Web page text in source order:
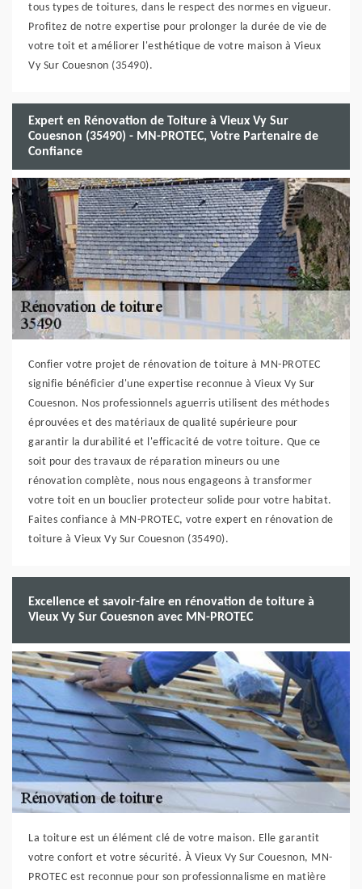
tous types de toitures, dans le respect des normes en vigueur.
Profitez de notre expertise pour prolonger la durée de vie de
votre toit et améliorer l'esthétique de votre maison à Vieux
Vy Sur Couesnon (35490).
Expert en Rénovation de Toiture à Vieux Vy Sur
Couesnon (35490) - MN-PROTEC, Votre Partenaire de
Confiance
Confier votre projet de rénovation de toiture à MN-PROTEC
signifie bénéficier d'une expertise reconnue à Vieux Vy Sur
Couesnon. Nos professionnels aguerris utilisent des méthodes
éprouvées et des matériaux de qualité supérieure pour
garantir la durabilité et l'efficacité de votre toiture. Que ce
soit pour des travaux de réparation mineurs ou une
rénovation complète, nous nous engageons à transformer
votre toit en un bouclier protecteur solide pour votre habitat.
Faites confiance à MN-PROTEC, votre expert en rénovation de
toiture à Vieux Vy Sur Couesnon (35490).
Excellence et savoir-faire en rénovation de toiture à
Vieux Vy Sur Couesnon avec MN-PROTEC
La toiture est un élément clé de votre maison. Elle garantit
votre confort et votre sécurité. À Vieux Vy Sur Couesnon, MN-
PROTEC est reconnue pour son professionnalisme en matière